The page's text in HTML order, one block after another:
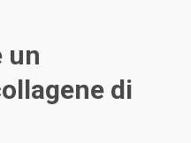
un
di